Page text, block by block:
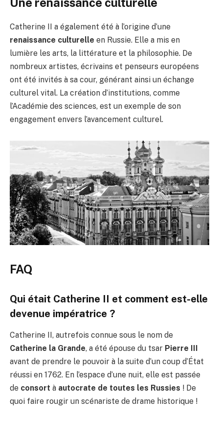
Catherine II a également été à l’origine d’une
renaissance culturelle en Russie. Elle a mis en
lumière les arts, la littérature et la philosophie. De
nombreux artistes, écrivains et penseurs européens
ont été invités à sa cour, générant ainsi un échange
culturel vital. La création d’institutions, comme
l’Académie des sciences, est un exemple de son
engagement envers l’avancement culturel.
FAQ
Qui était Catherine II et comment est-elle
devenue impératrice ?
Catherine II, autrefois connue sous le nom de
Catherine la Grande, a été épouse du tsar Pierre III
avant de prendre le pouvoir à la suite d’un coup d’État
réussi en 1762. En l’espace d’une nuit, elle est passée
de consort à autocrate de toutes les Russies ! De
quoi faire rougir un scénariste de drame historique !